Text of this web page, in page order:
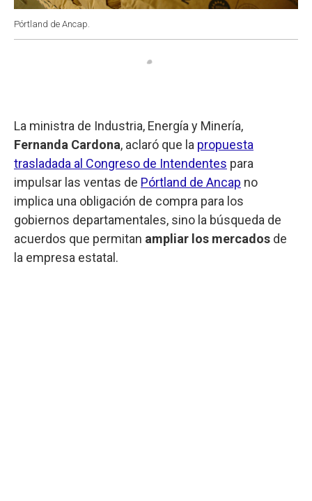
Pórtland de Ancap.
La ministra de Industria, Energía y Minería,
Fernanda Cardona, aclaró que la propuesta
trasladada al Congreso de Intendentes para
impulsar las ventas de Pórtland de Ancap no
implica una obligación de compra para los
gobiernos departamentales, sino la búsqueda de
acuerdos que permitan ampliar los mercados de
la empresa estatal.